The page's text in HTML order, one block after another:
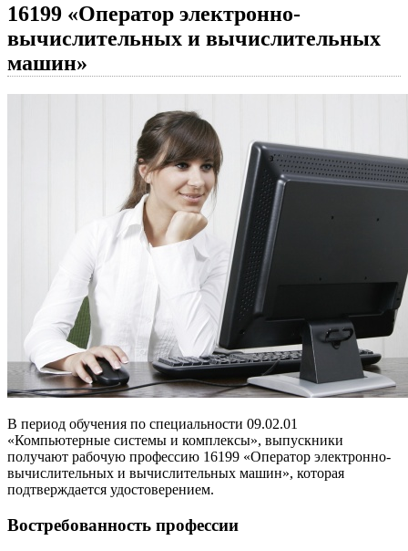
16199 «Оператор электронно-
вычислительных и вычислительных
машин»
В период обучения по специальности 09.02.01
«Компьютерные системы и комплексы», выпускники
получают рабочую профессию 16199 «Оператор электронно-
вычислительных и вычислительных машин», которая
подтверждается удостоверением.
Востребованность профессии